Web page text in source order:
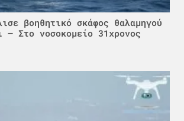
βοηθητικό σκάφος θαλαμηγού
– Στο νοσοκομείο 31χρονος